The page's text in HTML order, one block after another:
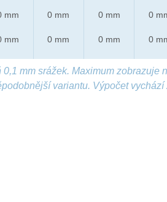
mm
mm
0 mm
0 mm
0 mm
0 mm
0
0
mm srážek. Maximum zobrazuje
variantu. Výpočet vychází